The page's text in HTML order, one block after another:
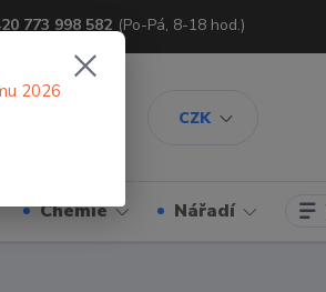
CZK
773 998 582 (Po-Pá, 8-18 hod.)
Chemie Nářadí
2026